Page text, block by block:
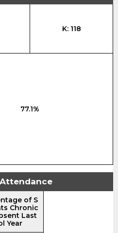
K: 118
77.1%
of S
Chronic
Last
Year